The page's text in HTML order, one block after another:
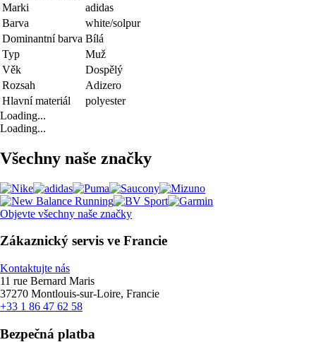
Marki
adidas
Barva
white/solpur
Dominantní barva Bílá
Typ
Muž
Věk
Dospělý
Rozsah
Adizero
Hlavní materiál
polyester
Loading...
Loading...
Všechny naše značky
Objevte všechny naše značky
Zákaznický servis ve Francie
Kontaktujte nás
11 rue Bernard Maris
37270 Montlouis-sur-Loire, Francie
+33 1 86 47 62 58
Bezpečná platba